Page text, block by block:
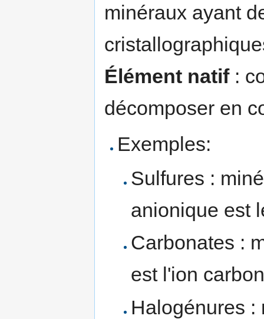
minéraux ayant
Élément natif:
décomposer en
Exemples:
Sulfures :
anionique est
Carbonates :
est l'ion
Halogénures :